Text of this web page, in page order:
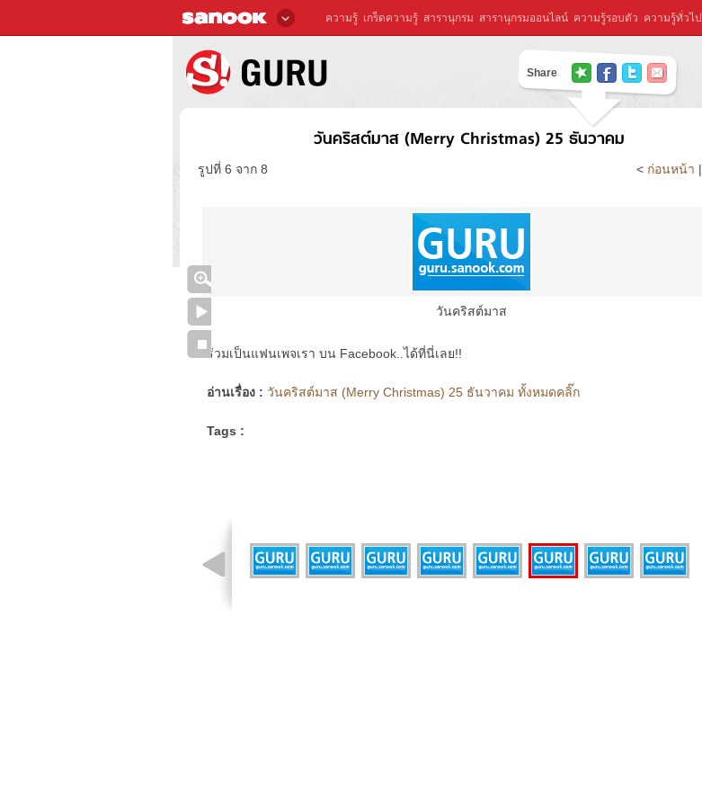
ความรู้ เกร็ดความรู้ สารานุกรม สารานุกรมออนไลน์ ความรู้รอบตัว ความรู้ทั่วไป
Share
วันคริสต์มาส (Merry Christmas) 25 ธันวาคม
รูปที่ 6 จาก 8 < ก่อนหน้า |
วันคริสต์มาส
ร่วมเป็นแฟนเพจเรา บน Facebook..ได้ที่นี่เลย!!
อ่านเรื่อง : วันคริสต์มาส (Merry Christmas) 25 ธันวาคม ทั้งหมดคลิ๊ก
Tags :